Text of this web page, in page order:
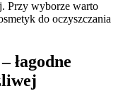
Przy wyborze warto
do oczyszczania
łagodne